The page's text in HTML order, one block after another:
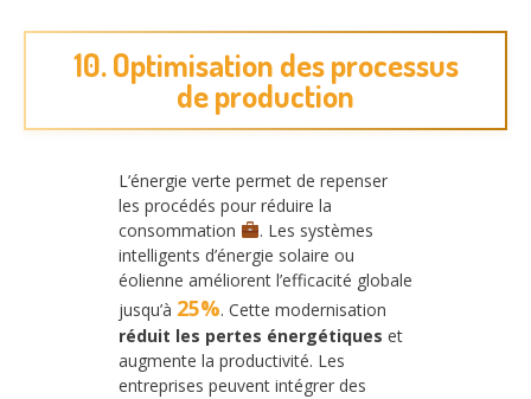
10. Optimisation des processus
de production
L’énergie verte permet de repenser
les procédés pour réduire la
consommation
. Les systèmes
intelligents d’énergie solaire ou
éolienne améliorent l’efficacité globale
jusqu’à 25%. Cette modernisation
réduit les pertes énergétiques et
augmente la productivité. Les
entreprises peuvent intégrer des